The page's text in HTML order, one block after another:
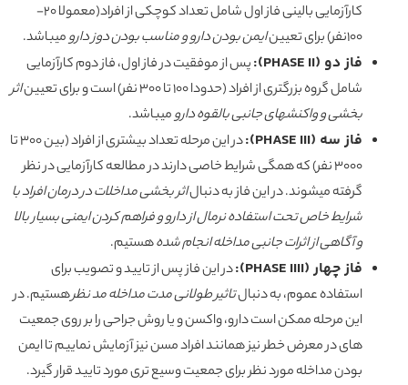
کارآزمایی بالینی فاز اول شامل تعداد کوچکی از افراد(معمولا 20-
100نفر) برای تعیین
ایمن بودن دارو و مناسب بودن دوز دارومیباشد.
فاز دو (PHASE II):
پس از موفقیت در فاز اول، فاز دوم کارآزمایی
شامل گروه بزرگتری از افراد (حدودا 100 تا 300 نفر) است و برای تعیین
اثر
بخشی و واکنشهای جانبی بالقوه دارومیباشد.
فاز سه (PHASE III):
در این مرحله تعداد بیشتری از افراد (بین 300 تا
3000 نفر) که همگی شرایط خاصی دارند در مطالعه کارآزمایی در نظر
گرفته میشوند. در این فاز به دنبالاثر بخشی مداخلات در درمان افراد با
شرایط خاص تحت استفاده نرمال از دارو و فراهم کردن ایمنی بسیار بالا
و آگاهی از اثرات جانبی مداخله انجام شدههستیم.
فاز چهار (PHASE IIII):
در این فاز پس از تایید و تصویب برای
استفاده عموم، به دنبالتاثیر طولانی مدت مداخله مد نظرهستیم. در
این مرحله ممکن است دارو، واکسن و یا روش جراحی را بر روی جمعیت
های در معرض خطر نیز همانند افراد مسن نیز آزمایش نماییم تا ایمن
بودن مداخله مورد نظر برای جمعیت وسیع تری مورد تایید قرار گیرد.